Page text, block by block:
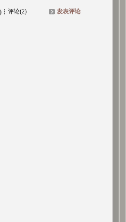
评论(2) 发表评论